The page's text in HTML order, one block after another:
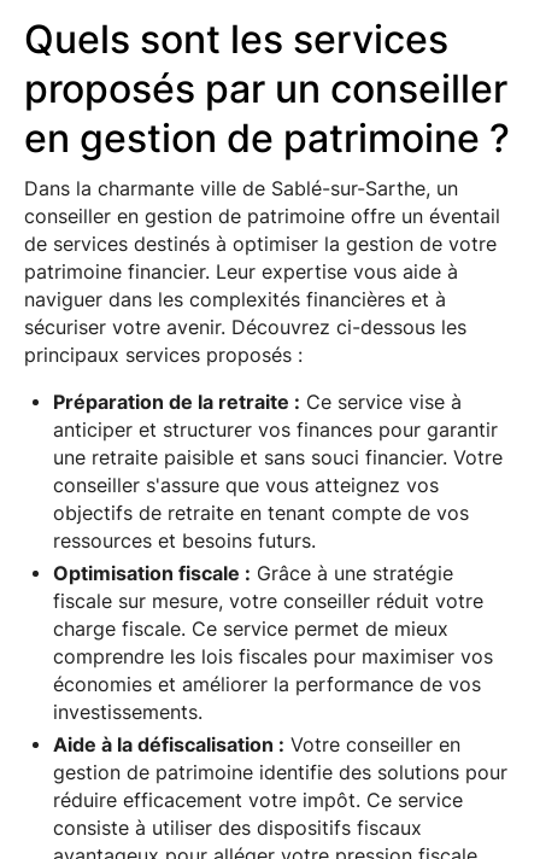
Quels sont les services
proposés par un conseiller
en gestion de patrimoine ?
Dans la charmante ville de Sablé-sur-Sarthe, un
conseiller en gestion de patrimoine offre un éventail
de services destinés à optimiser la gestion de votre
patrimoine financier. Leur expertise vous aide à
naviguer dans les complexités financières et à
sécuriser votre avenir. Découvrez ci-dessous les
principaux services proposés :
Préparation de la retraite : Ce service vise à
anticiper et structurer vos finances pour garantir
une retraite paisible et sans souci financier. Votre
conseiller s'assure que vous atteignez vos
objectifs de retraite en tenant compte de vos
ressources et besoins futurs.
Optimisation fiscale : Grâce à une stratégie
fiscale sur mesure, votre conseiller réduit votre
charge fiscale. Ce service permet de mieux
comprendre les lois fiscales pour maximiser vos
économies et améliorer la performance de vos
investissements.
Aide à la défiscalisation : Votre conseiller en
gestion de patrimoine identifie des solutions pour
réduire efficacement votre impôt. Ce service
consiste à utiliser des dispositifs fiscaux